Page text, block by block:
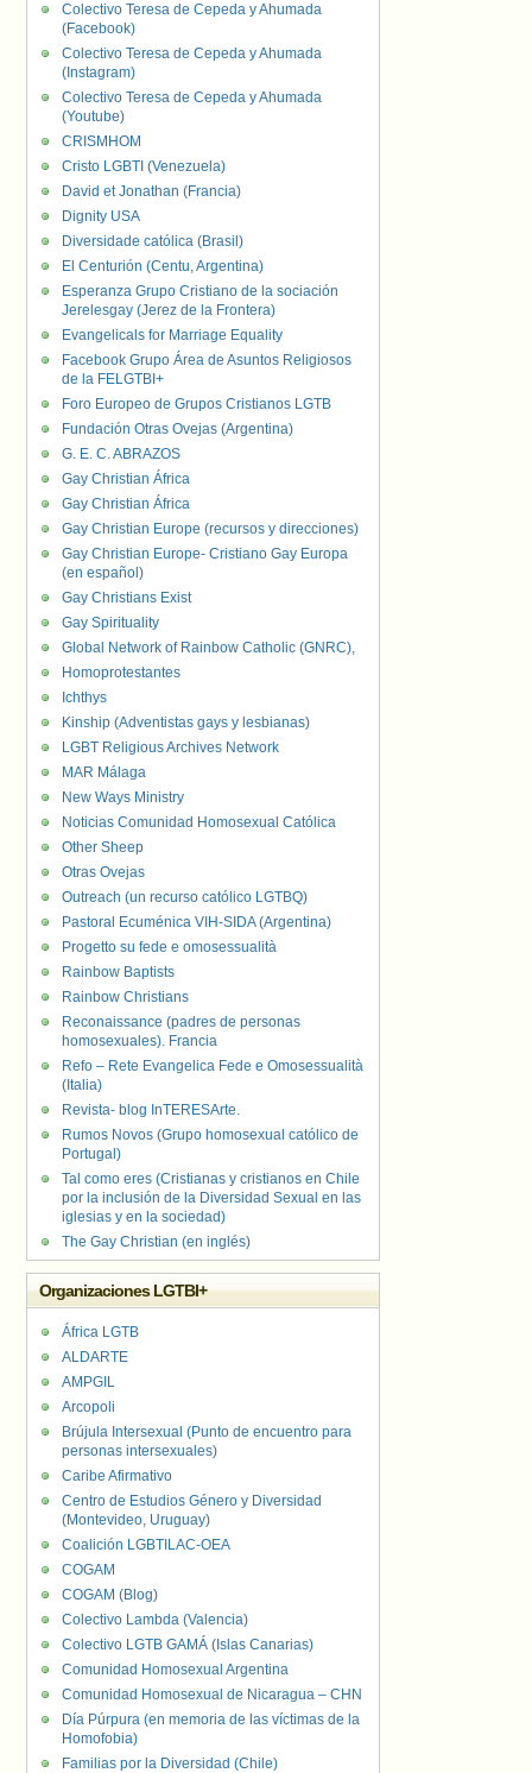
Colectivo Teresa de Cepeda y Ahumada
(Facebook)
Colectivo Teresa de Cepeda y Ahumada
(Instagram)
Colectivo Teresa de Cepeda y Ahumada
(Youtube)
CRISMHOM
Cristo LGBTI (Venezuela)
David et Jonathan (Francia)
Dignity USA
Diversidade católica (Brasil)
El Centurión (Centu, Argentina)
Esperanza Grupo Cristiano de la sociación
Jerelesgay (Jerez de la Frontera)
Evangelicals for Marriage Equality
Facebook Grupo Área de Asuntos Religiosos
de la FELGTBI+
Foro Europeo de Grupos Cristianos LGTB
Fundación Otras Ovejas (Argentina)
G. E. C. ABRAZOS
Gay Christian África
Gay Christian África
Gay Christian Europe (recursos y direcciones)
Gay Christian Europe- Cristiano Gay Europa
(en español)
Gay Christians Exist
Gay Spirituality
Global Network of Rainbow Catholic (GNRC),
Homoprotestantes
Ichthys
Kinship (Adventistas gays y lesbianas)
LGBT Religious Archives Network
MAR Málaga
New Ways Ministry
Noticias Comunidad Homosexual Católica
Other Sheep
Otras Ovejas
Outreach (un recurso católico LGTBQ)
Pastoral Ecuménica VIH-SIDA (Argentina)
Progetto su fede e omosessualità
Rainbow Baptists
Rainbow Christians
Reconaissance (padres de personas
homosexuales). Francia
Refo – Rete Evangelica Fede e Omosessualità
(Italia)
Revista- blog InTERESArte.
Rumos Novos (Grupo homosexual católico de
Portugal)
Tal como eres (Cristianas y cristianos en Chile
por la inclusión de la Diversidad Sexual en las
iglesias y en la sociedad)
The Gay Christian (en inglés)
Organizaciones LGTBI+
África LGTB
ALDARTE
AMPGIL
Arcopoli
Brújula Intersexual (Punto de encuentro para
personas intersexuales)
Caribe Afirmativo
Centro de Estudios Género y Diversidad
(Montevideo, Uruguay)
Coalición LGBTILAC-OEA
COGAM
COGAM (Blog)
Colectivo Lambda (Valencia)
Colectivo LGTB GAMÁ (Islas Canarias)
Comunidad Homosexual Argentina
Comunidad Homosexual de Nicaragua – CHN
Día Púrpura (en memoria de las víctimas de la
Homofobia)
Familias por la Diversidad (Chile)